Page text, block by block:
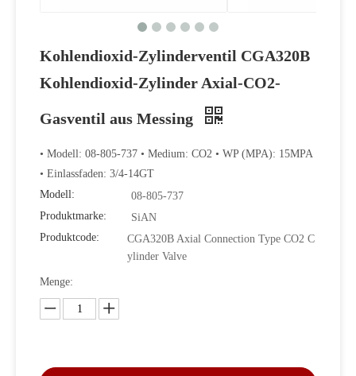
Kohlendioxid-Zylinderventil CGA320B
Kohlendioxid-Zylinder Axial-CO2-
Gasventil aus Messing
• Modell: 08-805-737 • Medium: CO2 • WP (MPA): 15MPA
• Einlassfaden: 3/4-14GT
Modell:
08-805-737
Produktmarke:
SiAN
Produktcode:
CGA320B Axial Connection Type CO2 C
ylinder Valve
Menge: